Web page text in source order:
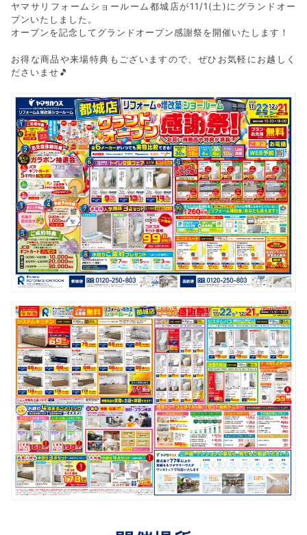
ヤマサリフォームショールーム都城店が11/1(土)にグランドオー
プンいたしました。
オープンを記念してグランドオープン感謝祭を開催いたします！
お得な商品や来場特典もございますので、ぜひお気軽にお越しく
ださいませ🎵